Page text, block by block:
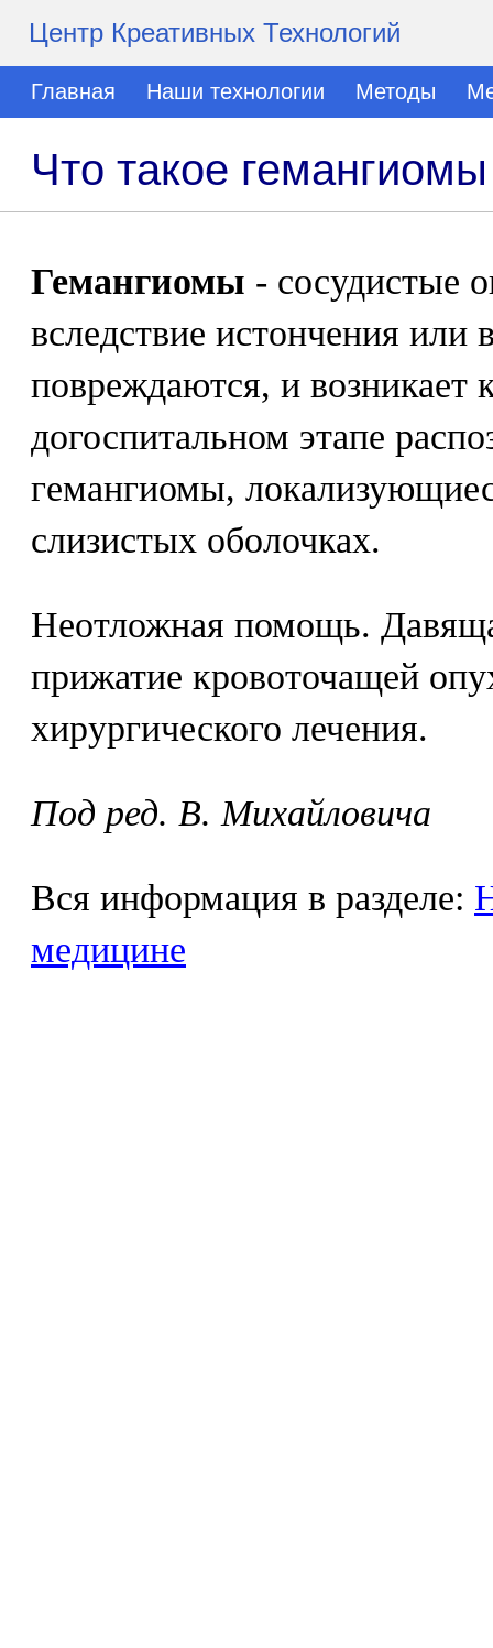
Центр Креативных Технологий
Главная Наши технологии Методы
Что такое гемангиомы
Гемангиомы - сосудистые
вследствие истончения или
повреждаются, и возникает
догоспитальном этапе
гемангиомы,
слизистых оболочках.
Неотложная помощь.
прижатие кровоточащей
хирургического лечения.
Под ред. В. Михайловича
Вся информация в разделе:
медицине